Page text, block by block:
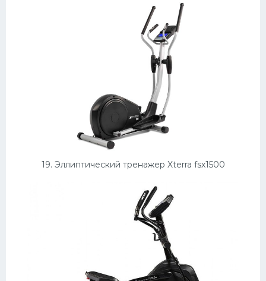
19. Эллиптический тренажер Xterra fsx1500